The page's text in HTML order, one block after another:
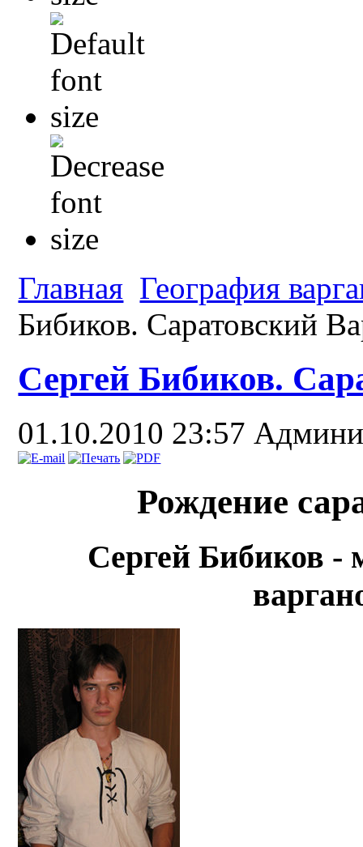
Главная География
Бибиков. Саратовский
Сергей Бибиков.
01.10.2010 23:57
Рождение
Сергей Бибиков -